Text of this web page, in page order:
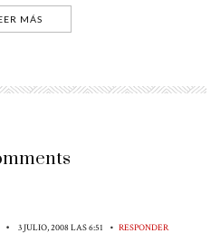
MÁS
• 3 JULIO, 2008 LAS 6:51 • RESPONDER